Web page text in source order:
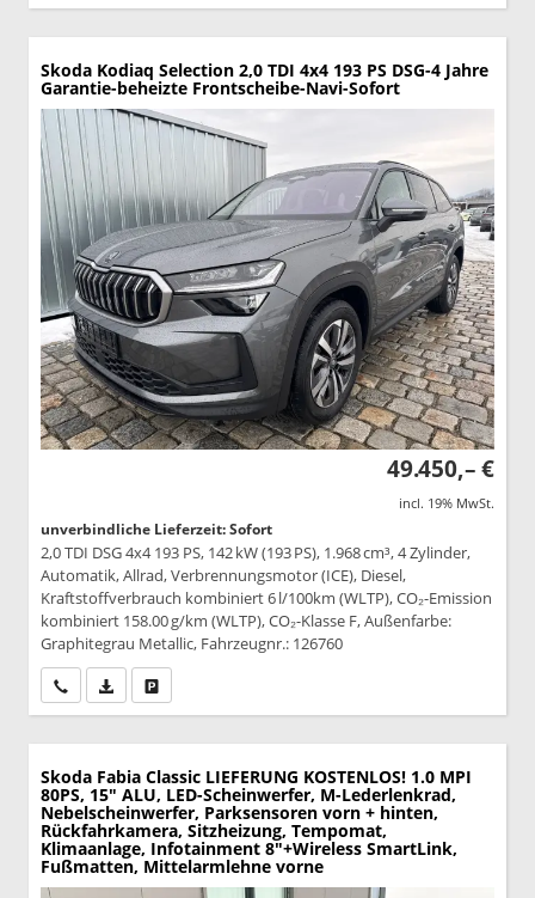
Skoda Kodiaq Selection 2,0 TDI 4x4 193 PS DSG-4 Jahre
Garantie-beheizte Frontscheibe-Navi-Sofort
49.450,– €
incl. 19% MwSt.
unverbindliche Lieferzeit: Sofort
2,0 TDI DSG 4x4 193 PS, 142 kW (193 PS), 1.968 cm³, 4 Zylinder,
Automatik, Allrad, Verbrennungsmotor (ICE), Diesel,
Kraftstoffverbrauch kombiniert 6 l/100km (WLTP), CO₂-Emission
kombiniert 158.00 g/km (WLTP), CO₂-Klasse F, Außenfarbe:
Graphitegrau Metallic, Fahrzeugnr.: 126760
Wir rufen Sie anPDF-Datei, Fahrzeugexposé drucken
Skoda Fabia Classic LIEFERUNG KOSTENLOS! 1.0 MPI
80PS, 15" ALU, LED-Scheinwerfer, M-Lederlenkrad,
Nebelscheinwerfer, Parksensoren vorn + hinten,
Rückfahrkamera, Sitzheizung, Tempomat,
Klimaanlage, Infotainment 8"+Wireless SmartLink,
Fußmatten, Mittelarmlehne vorne